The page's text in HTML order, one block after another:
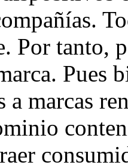
Por tanto,
Pues
a marcas